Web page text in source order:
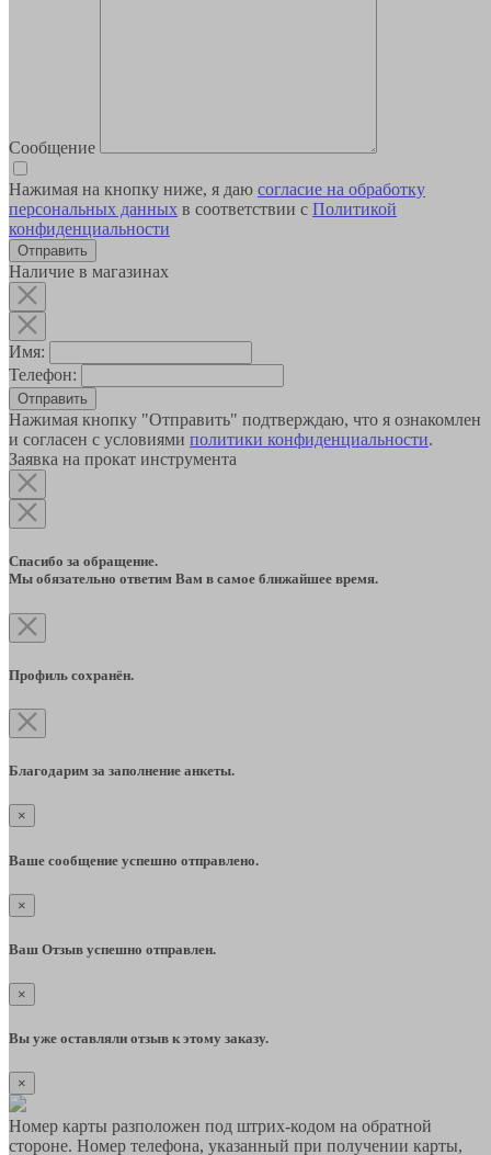
Сообщение
Нажимая на кнопку ниже, я даю согласие на обработку
персональных данных в соответствии с Политикой
конфиденциальности
Наличие в магазинах
Имя:
Телефон:
Отправить
Нажимая кнопку "Отправить" подтверждаю, что я ознакомлен
и согласен с условиями политики конфиденциальности.
Заявка на прокат инструмента
Спасибо за обращение.
Мы обязательно ответим Вам в самое ближайшее время.
Профиль сохранён.
Благодарим за заполнение анкеты.
×
Ваше сообщение успешно отправлено.
×
Ваш Отзыв успешно отправлен.
×
Вы уже оставляли отзыв к этому заказу.
×
Номер карты разположен под штрих-кодом на обратной
стороне. Номер телефона, указанный при получении карты,